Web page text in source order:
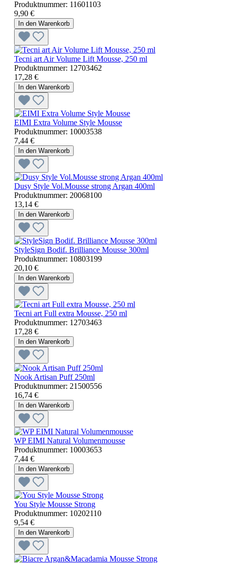
Produktnummer: 11601103
9,90 €
In den Warenkorb
Tecni art Air Volume Lift Mousse, 250 ml
Produktnummer: 12703462
17,28 €
In den Warenkorb
EIMI Extra Volume Style Mousse
Produktnummer: 10003538
7,44 €
In den Warenkorb
Dusy Style Vol.Mousse strong Argan 400ml
Produktnummer: 20068100
13,14 €
In den Warenkorb
StyleSign Bodif. Brilliance Mousse 300ml
Produktnummer: 10803199
20,10 €
In den Warenkorb
Tecni art Full extra Mousse, 250 ml
Produktnummer: 12703463
17,28 €
In den Warenkorb
Nook Artisan Puff 250ml
Produktnummer: 21500556
16,74 €
In den Warenkorb
WP EIMI Natural Volumenmousse
Produktnummer: 10003653
7,44 €
In den Warenkorb
You Style Mousse Strong
Produktnummer: 10202110
9,54 €
In den Warenkorb